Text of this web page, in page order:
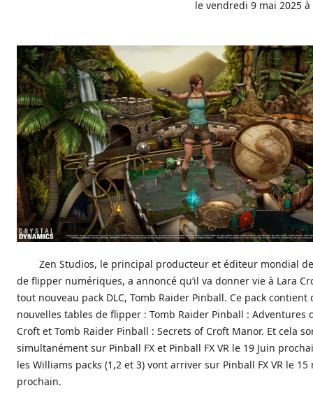
le vendredi 9 mai 2025 à
Zen Studios, le principal producteur et éditeur mondial
de flipper numériques, a annoncé qu’il va donner vie à Lara
tout nouveau pack DLC, Tomb Raider Pinball. Ce pack contient
nouvelles tables de flipper : Tomb Raider Pinball : Adventures
Croft et Tomb Raider Pinball : Secrets of Croft Manor. Et cela
simultanément sur Pinball FX et Pinball FX VR le 19 Juin
les Williams packs (1,2 et 3) vont arriver sur Pinball FX VR le 15
prochain.